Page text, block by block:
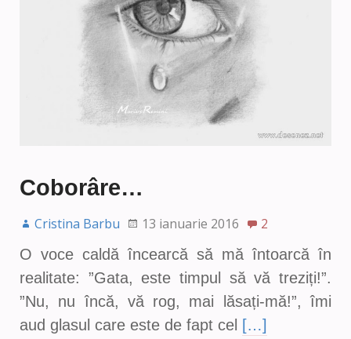
Coborâre…
Cristina Barbu 13 ianuarie 2016
2
O voce caldă încearcă să mă întoarcă în
realitate: ”Gata, este timpul să vă treziți!”.
”Nu, nu încă, vă rog, mai lăsați-mă!”, îmi
aud glasul care este de fapt cel […]